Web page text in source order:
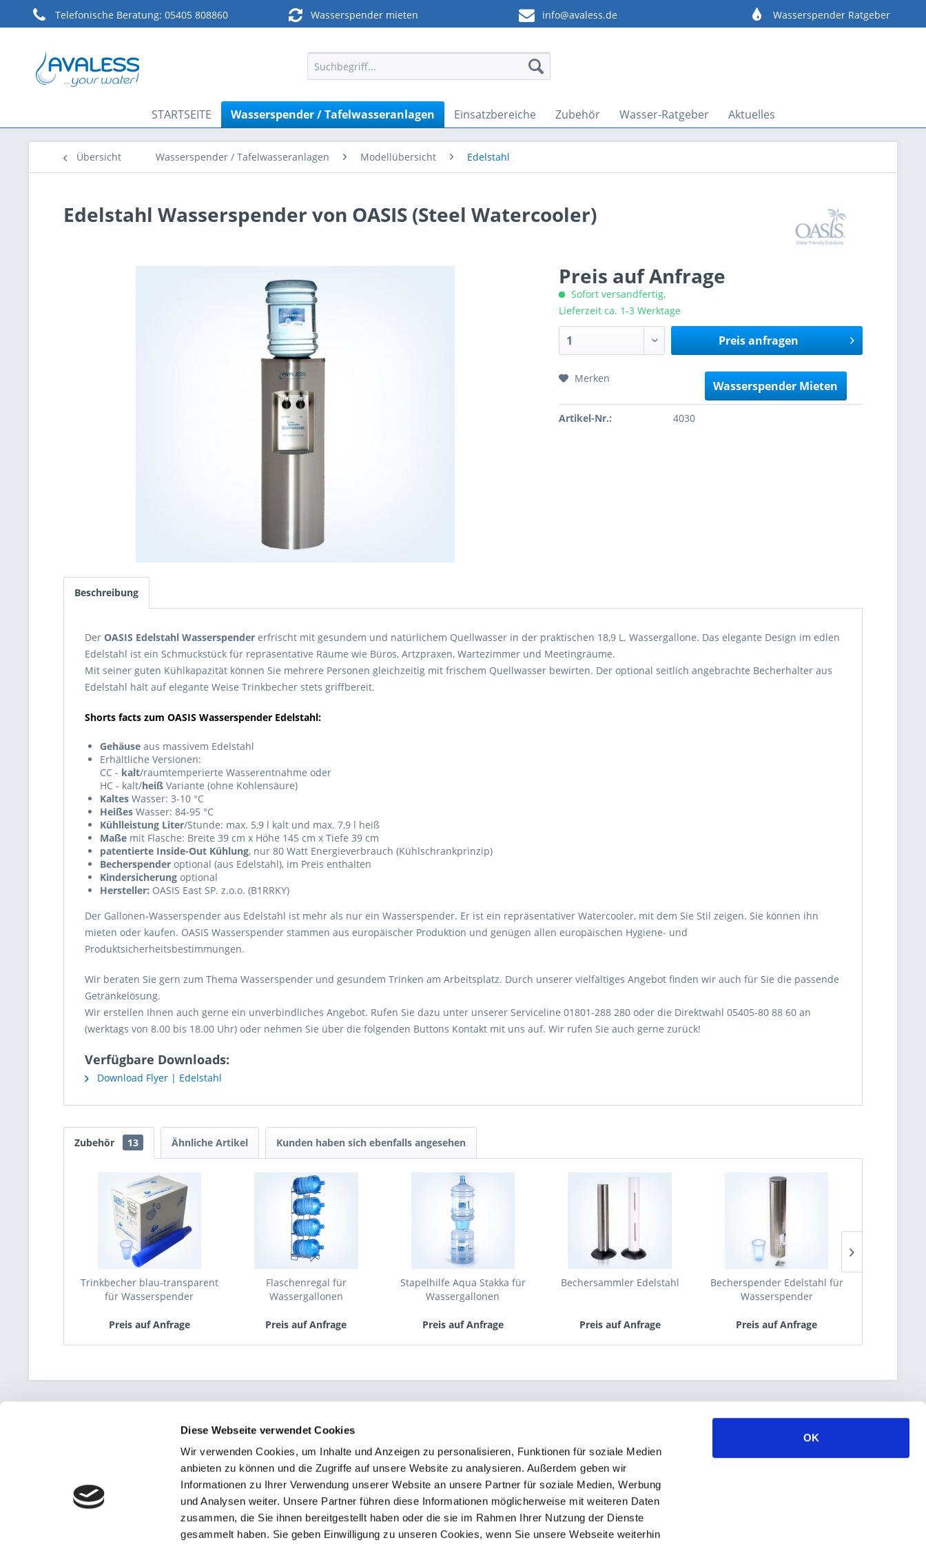
Diese Webseite verwendet Cookies
Wir verwenden Cookies, um Inhalte und Anzeigen zu personalisieren, Funktionen für soziale Medien
anbieten zu können und die Zugriffe auf unsere Website zu analysieren. Außerdem geben wir
Informationen zu Ihrer Verwendung unserer Website an unsere Partner für soziale Medien, Werbung
und Analysen weiter. Unsere Partner führen diese Informationen möglicherweise mit weiteren Daten
zusammen, die Sie ihnen bereitgestellt haben oder die sie im Rahmen Ihrer Nutzung der Dienste
gesammelt haben. Sie geben Einwilligung zu unseren Cookies, wenn Sie unsere Webseite weiterhin
OK
Telefonische Beratung: 05405 808860 Wasserspender mieten info@avaless.de Wasserspender Ratgeber
STARTSEITE Wasserspender / Tafelwasseranlagen Einsatzbereiche Zubehör Wasser-Ratgeber Aktuelles
Übersicht Wasserspender / Tafelwasseranlagen Modellübersicht Edelstahl
Edelstahl Wasserspender von OASIS (Steel Watercooler)
Preis auf Anfrage
Sofort versandfertig,
Lieferzeit ca. 1-3 Werktage
Preis anfragen
Preis anfragen Wasserspender Mieten
Merken
Artikel-Nr.: 4030
Beschreibung
Der OASIS Edelstahl Wasserspender erfrischt mit gesundem und natürlichem Quellwasser in der praktischen 18,9 L. Wassergallone. Das elegante Design im edlen
Edelstahl ist ein Schmuckstück für repräsentative Räume wie Büros, Artzpraxen, Wartezimmer und Meetingräume.
Mit seiner guten Kühlkapazität können Sie mehrere Personen gleichzeitig mit frischem Quellwasser bewirten. Der optional seitlich angebrachte Becherhalter aus
Edelstahl hält auf elegante Weise Trinkbecher stets griffbereit.
Shorts facts zum OASIS Wasserspender Edelstahl:
Gehäuse aus massivem Edelstahl
Erhältliche Versionen:
CC - kalt/raumtemperierte Wasserentnahme oder
HC - kalt/heiß Variante (ohne Kohlensäure)
Kaltes Wasser: 3-10 °C
Heißes Wasser: 84-95 °C
Kühlleistung Liter/Stunde: max. 5,9 l kalt und max. 7,9 l heiß
Maße mit Flasche: Breite 39 cm x Höhe 145 cm x Tiefe 39 cm
patentierte Inside-Out Kühlung, nur 80 Watt Energieverbrauch (Kühlschrankprinzip)
Becherspender optional (aus Edelstahl), im Preis enthalten
Kindersicherung optional
Hersteller: OASIS East SP. z.o.o. (B1RRKY)
Der Gallonen-Wasserspender aus Edelstahl ist mehr als nur ein Wasserspender. Er ist ein repräsentativer Watercooler, mit dem Sie Stil zeigen. Sie können ihn
mieten oder kaufen. OASIS Wasserspender stammen aus europäischer Produktion und genügen allen europäischen Hygiene- und
Produktsicherheitsbestimmungen.
Wir beraten Sie gern zum Thema Wasserspender und gesundem Trinken am Arbeitsplatz. Durch unserer vielfältiges Angebot finden wir auch für Sie die passende
Getränkelösung.
Wir erstellen Ihnen auch gerne ein unverbindliches Angebot. Rufen Sie dazu unter unserer Serviceline 01801-288 280 oder die Direktwahl 05405-80 88 60 an
(werktags von 8.00 bis 18.00 Uhr) oder nehmen Sie über die folgenden Buttons Kontakt mit uns auf. Wir rufen Sie auch gerne zurück!
Verfügbare Downloads:
Download Flyer | Edelstahl
Zubehör 13 Ähnliche Artikel Kunden haben sich ebenfalls angesehen
Trinkbecher blau-transparent
für Wasserspender
Preis auf Anfrage
Flaschenregal für
Wassergallonen
Preis auf Anfrage
Stapelhilfe Aqua Stakka für
Wassergallonen
Preis auf Anfrage
Bechersammler Edelstahl
Preis auf Anfrage
Becherspender Edelstahl für
Wasserspender
Preis auf Anfrage
Telefonische Unterstützung und Beratung
05405 808860
Aktuelles
Wasser-Ratgeber
Tel.: 05405-808860
WARUM WATER-COOLER?
Kontakt
Sitemap
Datenschutz
Impressum